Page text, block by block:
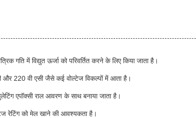
गति में विद्युत ऊर्जा को परिवर्तित करने के लिए किया जाता है।
और 220 वी एसी जैसे कई वोल्टेज विकल्पों में आता है।
एपॉक्सी राल आवरण के साथ बनाया जाता है।
रेटिंग को मेल खाने की आवश्यकता है।